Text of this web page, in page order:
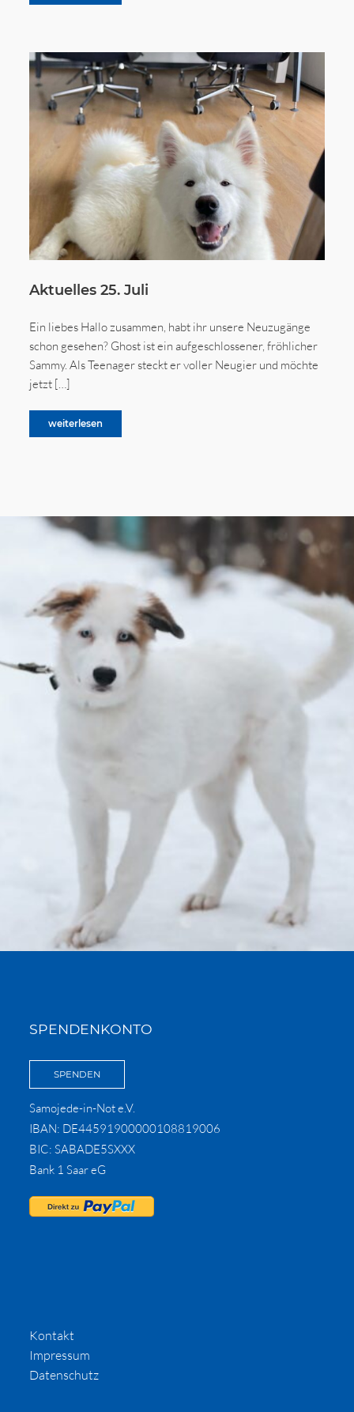
Aktuelles 25. Juli
Ein liebes Hallo zusammen, habt ihr unsere Neuzugänge
schon gesehen? Ghost ist ein aufgeschlossener, fröhlicher
Sammy. Als Teenager steckt er voller Neugier und möchte
jetzt […]
weiterlesen
SPENDENKONTO
SPENDEN
Samojede-in-Not e.V.
IBAN: DE44591900000108819006
BIC: SABADE5SXXX
Bank 1 Saar eG
Kontakt
Impressum
Datenschutz